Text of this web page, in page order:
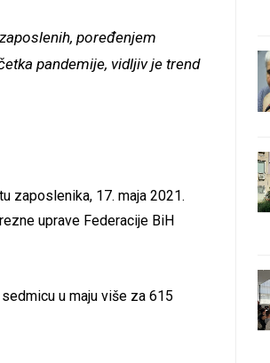
poređenjem
pandemije, vidljiv je trend
zaposlenika, 17. maja 2021.
uprave Federacije BiH
u maju više za 615